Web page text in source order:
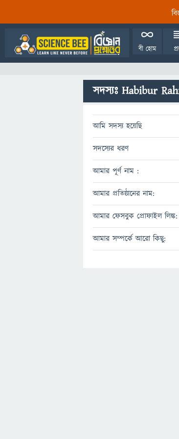
বী হোম
সদস্যঃ Habibur
আমি সদস্য হয়েছি
সদস্যের ধরণ
আমার পূর্ণ নাম :
আমার প্রতিষ্ঠানের নাম:
আমার ফেসবুক প্রোফাইল লিঙ্ক:
আমার সম্পর্কে আরো কিছু: